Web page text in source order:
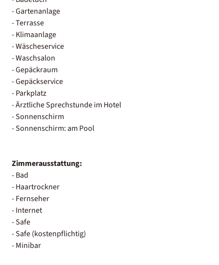
- Gartenanlage
- Terrasse
- Klimaanlage
- Wäscheservice
- Waschsalon
- Gepäckraum
- Gepäckservice
- Parkplatz
- Ärztliche Sprechstunde im Hotel
- Sonnenschirm
- Sonnenschirm: am Pool
Zimmerausstattung:
- Bad
- Haartrockner
- Fernseher
- Internet
- Safe
- Safe (kostenpflichtig)
- Minibar